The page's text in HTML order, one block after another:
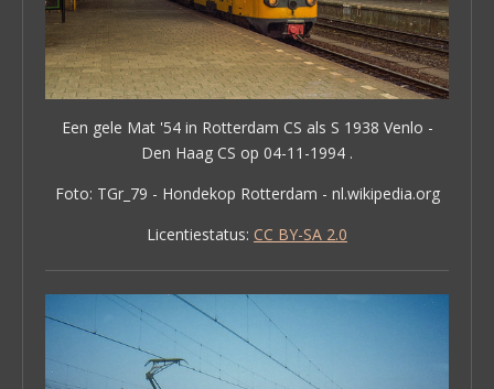
Een gele Mat '54 in Rotterdam CS als S 1938 Venlo -
Den Haag CS op 04-11-1994 .
Foto: TGr_79 - Hondekop Rotterdam - nl.wikipedia.org
Licentiestatus: CC BY-SA 2.0